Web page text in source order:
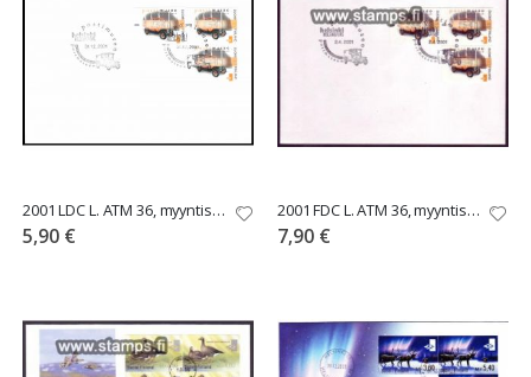
2001 LDC L. ATM 36, myyntisarja 3,00-3,60-5,40
5,90 €
2001 FDC L. ATM 36, myyntisarja 3,00 - 3,60 - 5,40
7,90 €